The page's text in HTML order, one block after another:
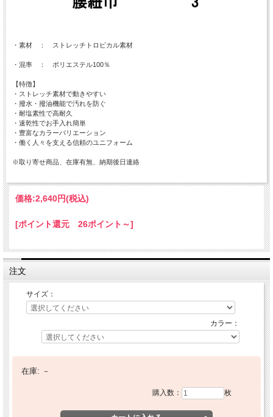
・素材 ： ストレッチトロピカル素材
・混率 ： ポリエステル100％
【特徴】
・ストレッチ素材で動きやすい
・撥水・撥油機能で汚れを防ぐ
・耐塩素性で高耐久
・速乾性でお手入れ簡単
・豊富なカラーバリエーション
・働く人々を支える信頼のユニフォーム
※取り寄せ商品、在庫有無、納期後日連絡
価格:2,640円(税込)
[ポイント還元 26ポイント～]
注文
サイズ：
カラー：
在庫: －
購入数： 枚